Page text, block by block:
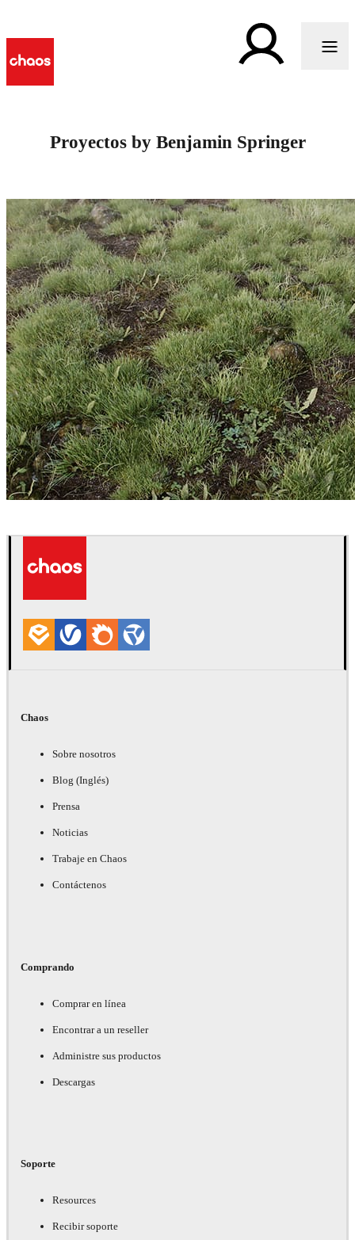
Proyectos by Benjamin Springer
Chaos
Sobre nosotros
Blog (Inglés)
Prensa
Noticias
Trabaje en Chaos
Contáctenos
Comprando
Comprar en línea
Encontrar a un reseller
Administre sus productos
Descargas
Soporte
Resources
Recibir soporte